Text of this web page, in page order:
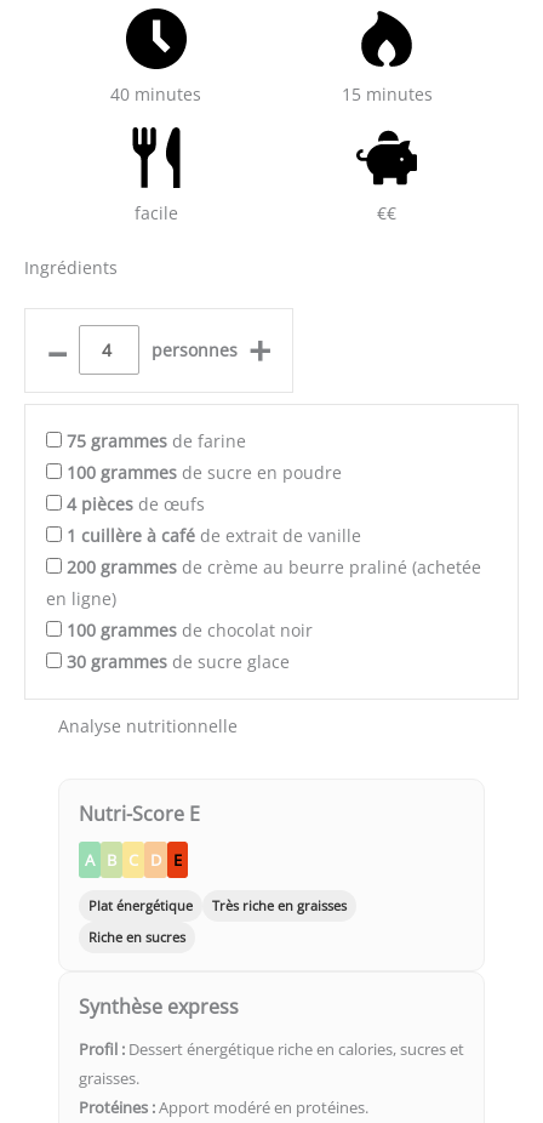
40 minutes 15 minutes
facile €€
Ingrédients
– personnes +
75 grammes de farine
100 grammes de sucre en poudre
4 pièces de œufs
1 cuillère à café de extrait de vanille
200 grammes de crème au beurre praliné (achetée
en ligne)
100 grammes de chocolat noir
30 grammes de sucre glace
Analyse nutritionnelle
Nutri-Score E
A B C D E
Plat énergétique
Très riche en graisses
Riche en sucres
Synthèse express
Profil : Dessert énergétique riche en calories, sucres et
graisses.
Protéines :Apport modéré en protéines.